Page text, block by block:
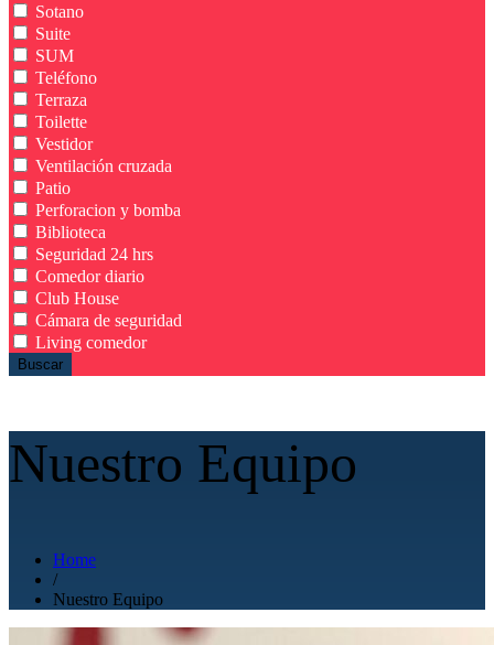
Sotano
Suite
SUM
Teléfono
Terraza
Toilette
Vestidor
Ventilación cruzada
Patio
Perforacion y bomba
Biblioteca
Seguridad 24 hrs
Comedor diario
Club House
Cámara de seguridad
Living comedor
Buscar
Nuestro Equipo
Home
/
Nuestro Equipo